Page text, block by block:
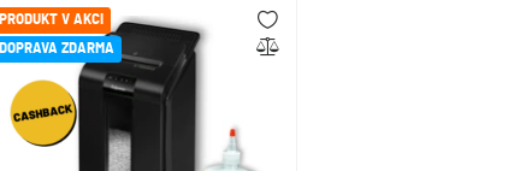
PRODUKT V AKCI
DOPRAVA ZDARMA